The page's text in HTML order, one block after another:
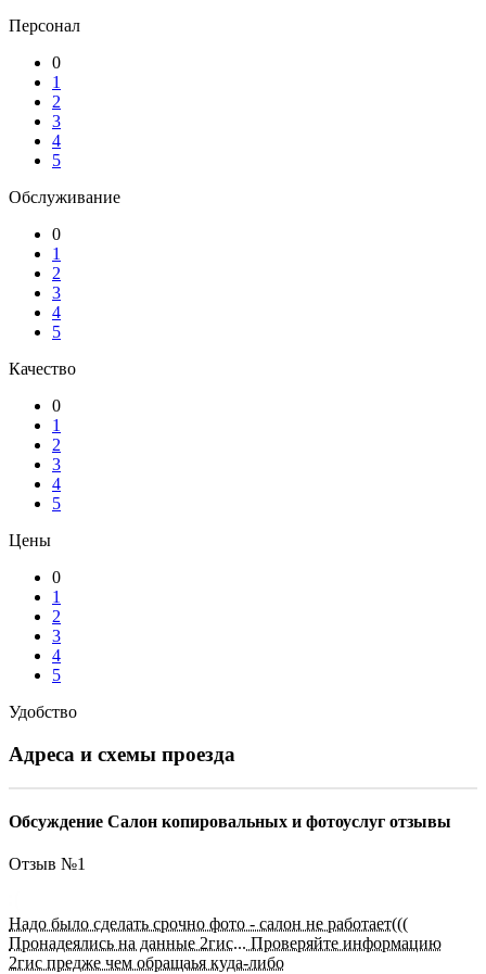
Персонал
0
1
2
3
4
5
Обслуживание
0
1
2
3
4
5
Качество
0
1
2
3
4
5
Цены
0
1
2
3
4
5
Удобство
Адреса и схемы проезда
Обсуждение Салон копировальных и фотоуслуг отзывы
Отзыв №1
Надо было сделать срочно фото - салон не работает(((
Пронадеялись на данные 2гис... Проверяйте информацию
2гис предже чем обращаья куда-либо